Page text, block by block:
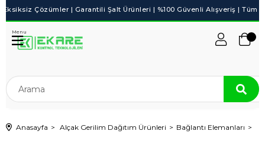
Menu
Anasayfa Alçak Gerilim Dağıtım Ürünleri Bağlantı Elemanları